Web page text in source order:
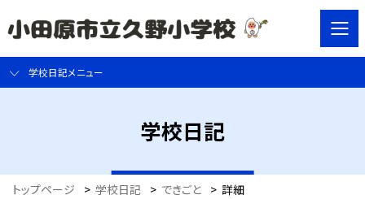
学校日記メニュー
学校日記
トップページ > 学校日記 > できごと > 詳細